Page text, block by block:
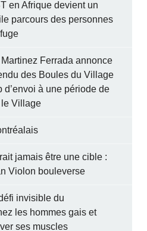
en Afrique devient un
parcours des personnes
Martinez Ferrada annonce
des Boules du Village
d’envoi à une période de
Village
jamais être une cible :
Violon bouleverse
invisible du
les hommes gais et
ses muscles